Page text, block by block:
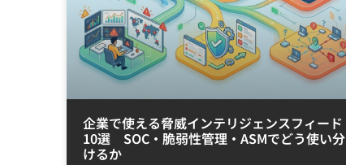
企業で使える脅威インテリジェンスフィード
10選 SOC・脆弱性管理・ASMでどう使い分
けるか